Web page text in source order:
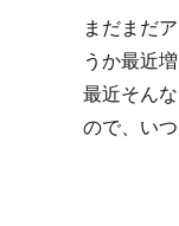
まだまだ
うか最近
最近そん
ので、い